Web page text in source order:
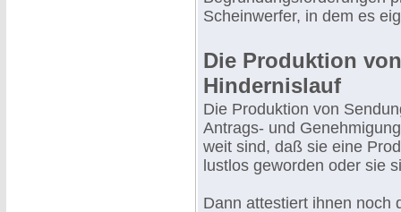
Scheinwerfer, in dem es
Die Produktion
Hindernislauf
Die Produktion von
Antrags- und
weit sind, daß sie eine
lustlos geworden oder sie
Dann attestiert ihnen noch